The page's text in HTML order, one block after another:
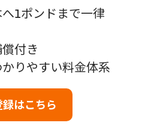
1ポンドまで一律
付き
りやすい料金体系
はこちら